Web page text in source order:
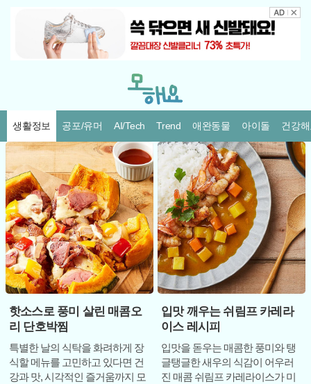
생활정보 공포/유머 AI/Tech Trend 애완동물 아이돌 건강
핫소스로 풍미 살린 매콤오
리 단호박찜
특별한 날의 식탁을 화려하게 장
식할 메뉴를 고민하고 있다면 건
강과 맛, 시각적인 즐거움까지 모
입맛 깨우는 쉬림프 카레라
이스 레시피
입맛을 돋우는 매콤한 풍미와 탱
글탱글한 새우의 식감이 어우러
진 매콤 쉬림프 카레라이스가 미